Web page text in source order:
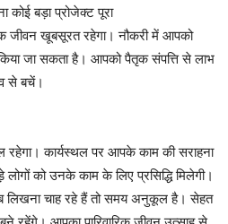
कोई बड़ा प्रोजेक्ट पूरा
जीवन खूबसूरत रहेगा। नौकरी में आपको
जा सकता है। आपको पैतृक संपत्ति से लाभ
से बचें।
कार्यस्थल पर आपके काम की सराहना
को उनके काम के लिए प्रसिद्धि मिलेगी।
चाह रहे हैं तो समय अनुकूल है। सेहत